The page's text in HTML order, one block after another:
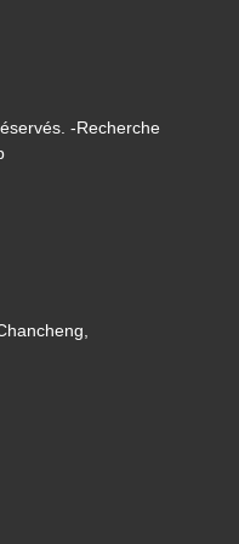
-Recherche